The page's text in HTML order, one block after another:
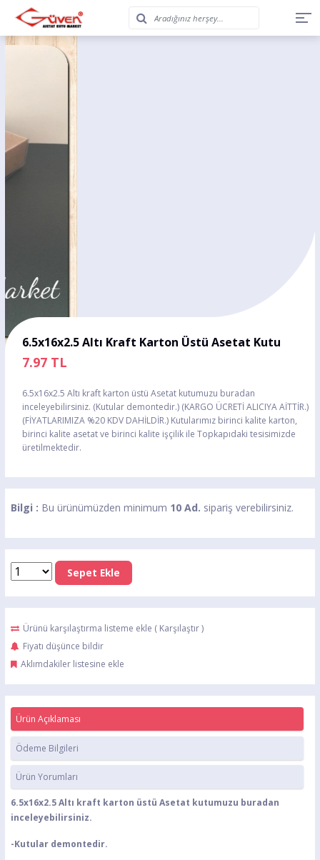
6.5x16x2.5 Altı Kraft Karton Üstü Asetat Kutu
7.97 TL
6.5x16x2.5 Altı kraft karton üstü Asetat kutumuzu buradan
inceleyebilirsiniz. (Kutular demontedir.) (KARGO ÜCRETİ ALICIYA AİTTİR.)
(FİYATLARIMIZA %20 KDV DAHİLDİR.) Kutularımız birinci kalite karton,
birinci kalite asetat ve birinci kalite işçilik ile Topkapıdaki tesisimizde
üretilmektedir.
Bilgi : Bu ürünümüzden minimum 10 Ad. sipariş verebilirsiniz.
Sepet Ekle
Ürünü karşılaştırma listeme ekle ( Karşılaştır)
Fiyatı düşünce bildir
Aklımdakiler listesine ekle
Ürün Açıklaması
Ödeme Bilgileri
Ürün Yorumları
6.5x16x2.5 Altı kraft karton üstü Asetat kutumuzu buradan
inceleyebilirsiniz.
-Kutular demontedir.